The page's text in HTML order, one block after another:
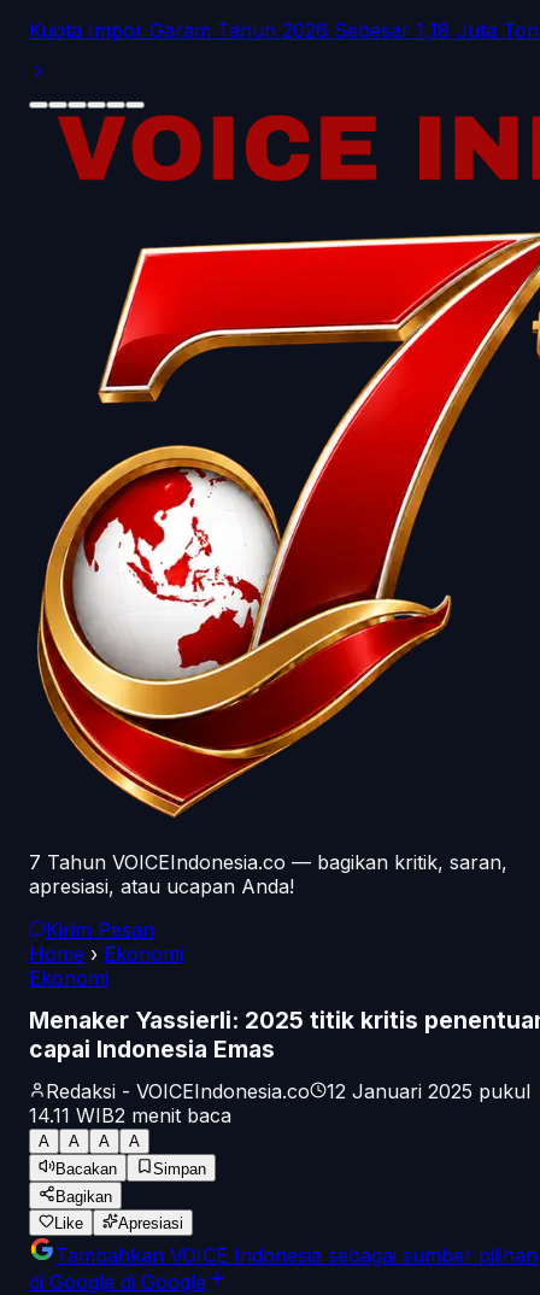
Kuota Impor Garam Tahun 2026 Sebesar 1,18 Juta Ton
7 Tahun VOICEIndonesia.co — bagikan kritik, saran,
apresiasi, atau ucapan Anda!
Kirim Pesan
Home › Ekonomi
Ekonomi
Menaker Yassierli: 2025 titik kritis
capai Indonesia Emas
Redaksi - VOICEIndonesia.co
12 Januari 2025 pukul
14.11 WIB2 menit baca
A A A
A
Bacakan
Simpan
Bagikan
Like
Apresiasi
Tambahkan VOICE Indonesia sebagai sumber pilihan
di Google di Google